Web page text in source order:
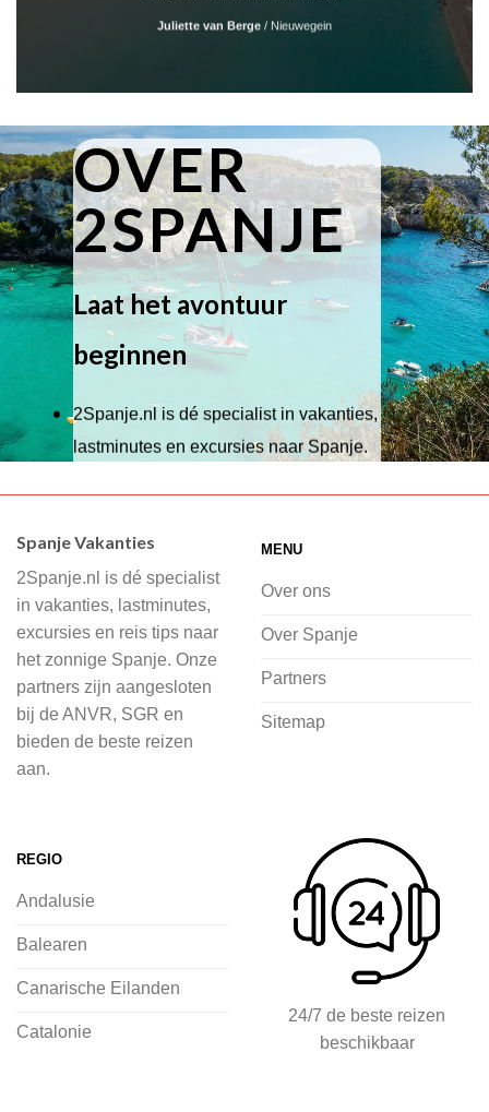
Juliette van Berge / Nieuwegein
OVER
2SPANJE
Laat het avontuur
beginnen
2Spanje.nl is dé specialist in vakanties,
lastminutes en excursies naar Spanje.
Wij hebben een breed scala aan
of je nu wilt relaxen op het strand,
cultuur wilt ontdekken of avontuur zoekt
in de natuur.
Bij 2Spanje.nl begint de voorpret al
voordat je het vliegtuig instapt, door
inspiratie op te doen over dit zonnige
vliegvakantie zoeken en boeken bij
2Spanje.nl, met een team dat altijd
klaarstaat om eventuele vragen te
beantwoorden en ervoor te zorgen dat
jij met een gerust hart op vakantie kunt
Spanje Vakanties
2Spanje.nl is dé specialist
in vakanties, lastminutes,
excursies en reis tips naar
het zonnige Spanje. Onze
partners zijn aangesloten
bij de ANVR, SGR en
bieden de beste reizen
aan.
MENU
Over ons
Over Spanje
Partners
Sitemap
REGIO
Andalusie
Balearen
Canarische Eilanden
Catalonie
24/7 de beste reizen
beschikbaar